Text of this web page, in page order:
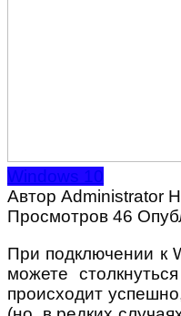
Windows 10
Автор Administrator
Просмотров 46
При подключении к
можете
происходит